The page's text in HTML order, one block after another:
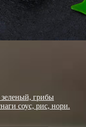
зеленый, грибы
соус, рис, нори.